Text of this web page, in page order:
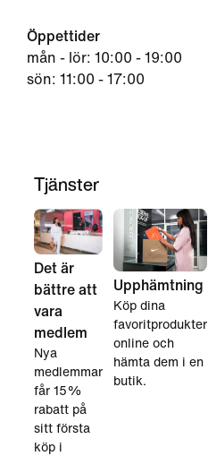
Öppettider
mån - lör: 10:00 - 19:00
sön: 11:00 - 17:00
Tjänster
Det är
bättre att
vara
medlem
Nya
medlemmar
får 15%
rabatt på
sitt första
köp i
Upphämtning
Köp dina
favoritprodukter
online och
hämta dem i en
butik.